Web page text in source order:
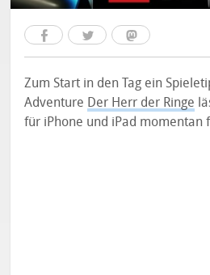
Zum Start in den Tag ein
Adventure Der Herr der Ringe
für iPhone und iPad momentan